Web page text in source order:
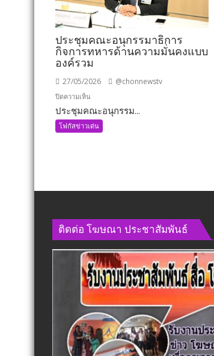
ประชุมคณะอนุกรรมาธิการ
กิจการทหารด้านความมั่นคงแบบ
องค์รวม
27/05/2026 @chonnewstv
ปิดความเห็น
ประชุม
คณะ
อนุ
แบบ
องค์
รวม
ประชุมคณะอนุกรรม...
โฟกัสข่าวเด่น
ติดต่อ​ โฆษณา​ ประชาสัมพันธ์